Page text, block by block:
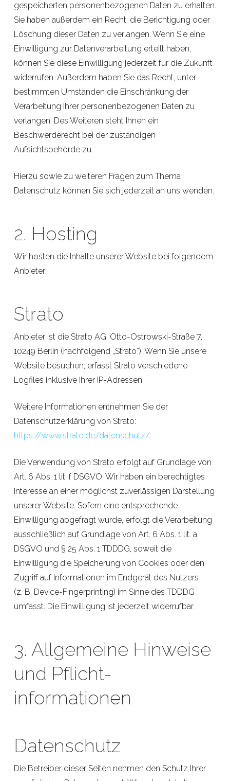
gespeicherten personenbezogenen Daten zu erhalten.
Sie haben außerdem ein Recht, die Berichtigung oder
Löschung dieser Daten zu verlangen. Wenn Sie eine
Einwilligung zur Datenverarbeitung erteilt haben,
können Sie diese Einwilligung jederzeit für die Zukunft
widerrufen. Außerdem haben Sie das Recht, unter
bestimmten Umständen die Einschränkung der
Verarbeitung Ihrer personenbezogenen Daten zu
verlangen. Des Weiteren steht Ihnen ein
Beschwerderecht bei der zuständigen
Aufsichtsbehörde zu.
Hierzu sowie zu weiteren Fragen zum Thema
Datenschutz können Sie sich jederzeit an uns wenden.
2. Hosting
Wir hosten die Inhalte unserer Website bei folgendem
Anbieter:
Strato
Anbieter ist die Strato AG, Otto-Ostrowski-Straße 7,
10249 Berlin (nachfolgend „Strato“). Wenn Sie unsere
Website besuchen, erfasst Strato verschiedene
Logfiles inklusive Ihrer IP-Adressen.
Weitere Informationen entnehmen Sie der
Datenschutzerklärung von Strato:
https://www.strato.de/datenschutz/.
Die Verwendung von Strato erfolgt auf Grundlage von
Art. 6 Abs. 1 lit. f DSGVO. Wir haben ein berechtigtes
Interesse an einer möglichst zuverlässigen Darstellung
unserer Website. Sofern eine entsprechende
Einwilligung abgefragt wurde, erfolgt die Verarbeitung
ausschließlich auf Grundlage von Art. 6 Abs. 1 lit. a
DSGVO und § 25 Abs. 1 TDDDG, soweit die
Einwilligung die Speicherung von Cookies oder den
Zugriff auf Informationen im Endgerät des Nutzers
(z. B. Device-Fingerprinting) im Sinne des TDDDG
umfasst. Die Einwilligung ist jederzeit widerrufbar.
3. Allgemeine Hinweise
und Pflicht­
informationen
Datenschutz
Die Betreiber dieser Seiten nehmen den Schutz Ihrer